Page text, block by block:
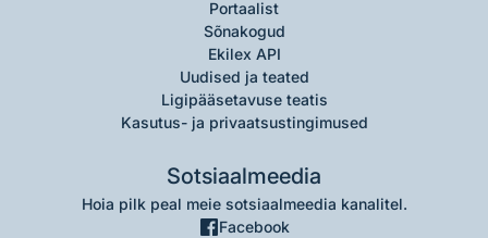
Portaalist
Sõnakogud
Ekilex API
Uudised ja teated
Ligipääsetavuse teatis
Kasutus- ja privaatsustingimused
Sotsiaalmeedia
Hoia pilk peal meie sotsiaalmeedia kanalitel.
Facebook